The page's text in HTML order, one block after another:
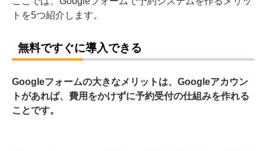
トを5つ紹介します。
無料ですぐに導入できる
Googleフォームの大きなメリットは、Googleアカウン
トがあれば、費用をかけずに予約受付の仕組みを作れる
ことです。